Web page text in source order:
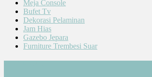
Meja Console
Bufet Tv
Dekorasi Pelaminan
Jam Hias
Gazebo Jepara
Furniture Trembesi Suar